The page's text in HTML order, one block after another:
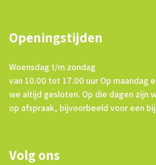
Openingstijden
Woensdag t/m zondag
van 10.00 tot 17.00 uur Op maandag
we altijd gesloten. Op die dagen zijn
op afspraak, bijvoorbeeld voor een
Volg ons